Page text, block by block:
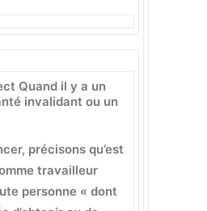
Quand il y a un
invalidant ou un
précisons qu’est
travailleur
personne « dont